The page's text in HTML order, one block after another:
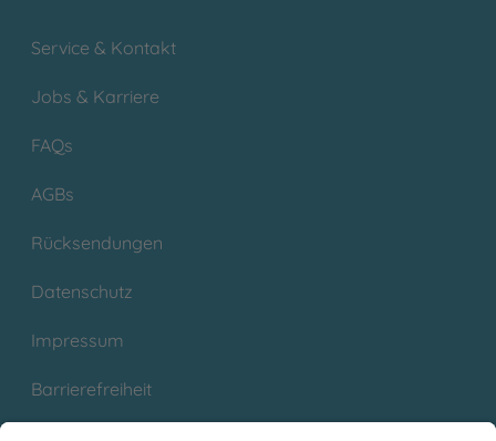
Service & Kontakt
Jobs & Karriere
FAQs
AGBs
Rücksendungen
Datenschutz
Impressum
Barrierefreiheit